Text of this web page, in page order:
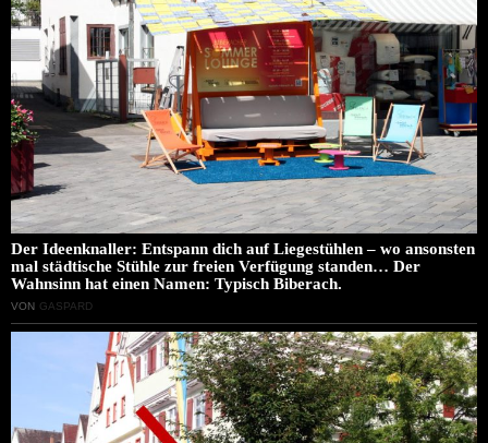
Der Ideenknaller: Entspann dich auf Liegestühlen – wo ansonsten
mal städtische Stühle zur freien Verfügung standen… Der
Wahnsinn hat einen Namen: Typisch Biberach.
VON GASPARD